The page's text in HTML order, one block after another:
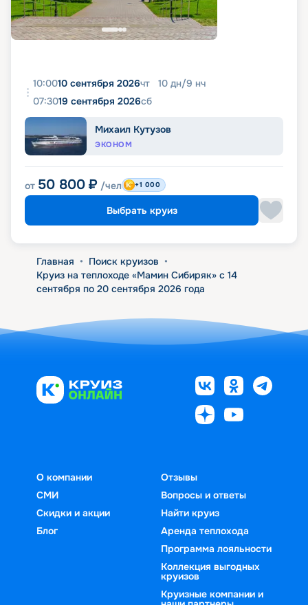
10:0010 сентября 2026чт 10 дн/9 нч
07:3019 сентября 2026сб
Михаил Кутузов
ЭКОНОМ
от 50 800 ₽ /чел +1 000
Выбрать круиз
Главная • Поиск круизов •
Круиз на теплоходе «Мамин Сибиряк» с 14
сентября по 20 сентября 2026 года
О компании
СМИ
Скидки и акции
Блог
Отзывы
Вопросы и ответы
Найти круиз
Аренда теплохода
Программа лояльности
Коллекция выгодных
круизов
Круизные компании и